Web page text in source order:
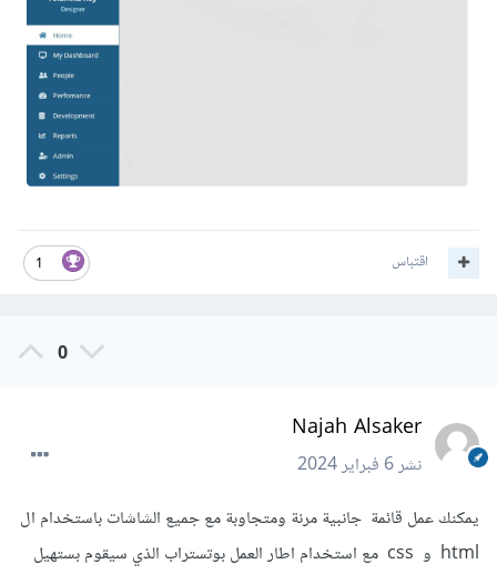
1 اقتباس
0
Najah Alsaker
نشر6 فبراير 2024
يمكنك عمل قائمة جانبية مرنة ومتجاوبة مع جميع الشاشات باستخدام ال
html و css مع استخدام اطار العمل بوتستراب الذي سيقوم بستهيل